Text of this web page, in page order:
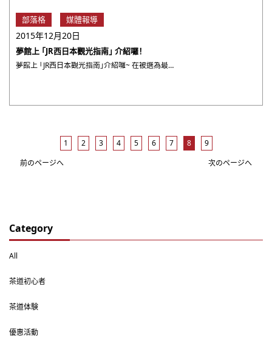
Category
All
茶道初心者
茶道体験
優惠活動
部落格 媒體報導
2015年12月20日
夢館上 「JR西日本觀光指南」 介紹囉！
夢館上 「JR西日本觀光指南」介紹囉~ 在被選為最適合穿和服的城市－京都， 穿著傳統的和服，漫步在古都的悠閒。 ・・・
前のページへ
1 2 3 4 5 6 7 8
9
次のページへ